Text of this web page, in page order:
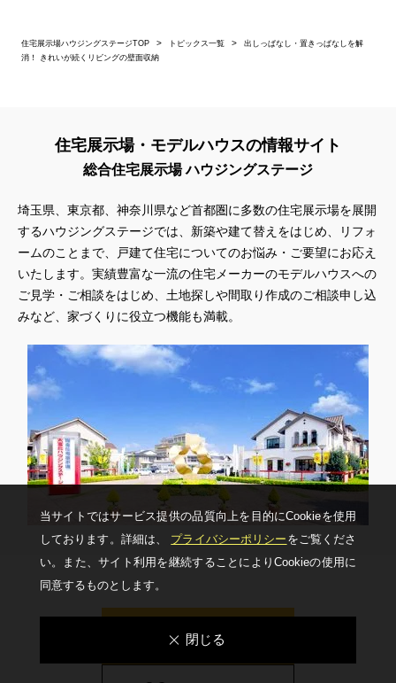
住宅展示場ハウジングステージTOP トピックス一覧
出しっぱなし・置きっぱなしを解
消！ きれいが続くリビングの壁面収納
住宅展示場・モデルハウスの情報サイト
総合住宅展示場 ハウジングステージ
埼玉県、東京都、神奈川県など首都圏に多数の住宅展示場を展開
するハウジングステージでは、新築や建て替えをはじめ、リフォ
ームのことまで、戸建て住宅についてのお悩み・ご要望にお応え
いたします。実績豊富な一流の住宅メーカーのモデルハウスへの
ご見学・ご相談をはじめ、土地探しや間取り作成のご相談申し込
みなど、家づくりに役立つ機能も満載。
見学予約
当サイトではサービス提供の品質向上を⽬的にCookieを使⽤
しております。詳細は、 プライバシーポリシー をご覧くださ
い。
また、サイト利⽤を継続することによりCookieの使⽤に
同意するものとします。
閉じる